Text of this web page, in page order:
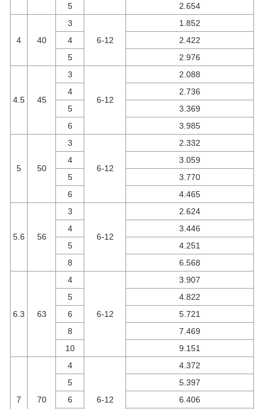
5
2.654
4 40
3
6-12
1.852
4
2.422
5
2.976
4.5 45
3
6-12
2.088
4
2.736
5
3.369
6
3.985
5 50
3
6-12
2.332
4
3.059
5
3.770
6
4.465
5.6 56
3
6-12
2.624
4
3.446
5
4.251
8
6.568
6.3 63
4
6-12
3.907
5
4.822
6
5.721
8
7.469
10
9.151
7 70
4
6-12
4.372
5
5.397
6
6.406